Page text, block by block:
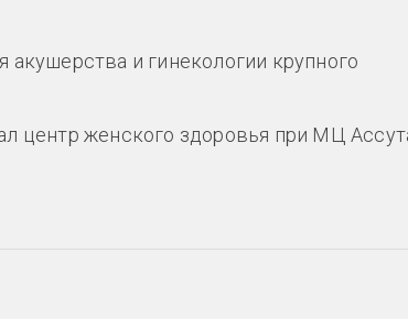
и гинекологии крупного
центр женского здоровья при МЦ